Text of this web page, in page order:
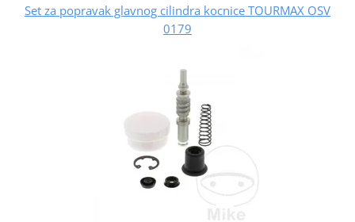
Set za popravak glavnog cilindra kocnice TOURMAX OSV
0179